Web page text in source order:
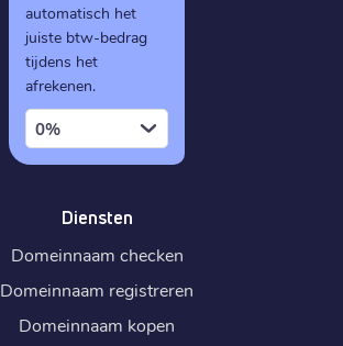
automatisch het
juiste btw-bedrag
tijdens het
afrekenen.
0%
Diensten
Domeinnaam checken
Domeinnaam registreren
Domeinnaam kopen